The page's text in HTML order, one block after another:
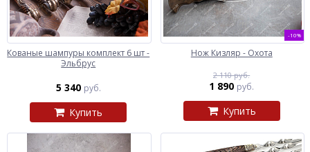
Кованые шампуры комплект 6 шт -
Эльбрус
5 340 руб.
Купить
-10%
Нож Кизляр - Охота
2 110 руб.
1 890 руб.
Купить